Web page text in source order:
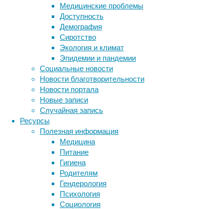
Медицинские проблемы
Доступность
Демография
Сиротство
Экология и климат
Эпидемии и пандемии
Социальные новости
Новости благотворительности
Новости портала
Новые записи
Случайная запись
Ресурсы
Полезная информация
Медицина
Питание
Гигиена
Родителям
Гендерология
Психология
Социология
восполняют
самой
настоящей
«сиестой».
Международная
исследовательская
группа
руководством
Алисона
Эшбери
(Alison